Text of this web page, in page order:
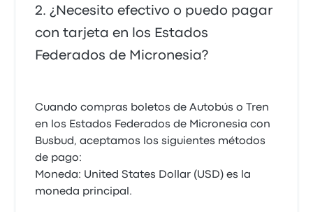
¿Necesito efectivo o puedo pagar
con tarjeta en los Estados
Federados de Micronesia?
Cuando compras boletos de Autobús o Tren
en los Estados Federados de Micronesia con
Busbud, aceptamos los siguientes métodos
de pago:
Moneda: United States Dollar (USD) es la
moneda principal.